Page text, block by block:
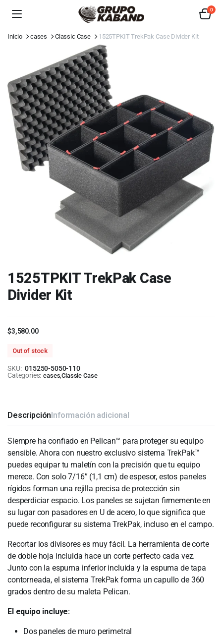
0
Inicio cases Classic Case 1525TPKIT TrekPak Case Divider Kit
1525TPKIT TrekPak Case
Divider Kit
$3,580.00
Out of stock
SKU: 015250-5050-110
Categories: cases ,Classic Case
Descripción Información adicional
Siempre ha confiado en Pelican™ para proteger su equipo
sensible. Ahora con nuestro exclusivo sistema TrekPak™
puedes equipar tu maletín con la precisión que tu equipo
merece. Con solo 7/16” (1,1 cm) de espesor, estos paneles
rígidos forman una rejilla precisa de protección sin
desperdiciar espacio. Los paneles se sujetan firmemente en
su lugar con pasadores en U de acero, lo que significa que
puede reconfigurar su sistema TrekPak, incluso en el campo.
Recortar los divisores es muy fácil. La herramienta de corte
de doble hoja incluida hace un corte perfecto cada vez.
Junto con la espuma inferior incluida y la espuma de tapa
contorneada, el sistema TrekPak forma un capullo de 360 ​​
grados dentro de su maleta Pelican.
El equipo incluye:
Dos paneles de muro perimetral